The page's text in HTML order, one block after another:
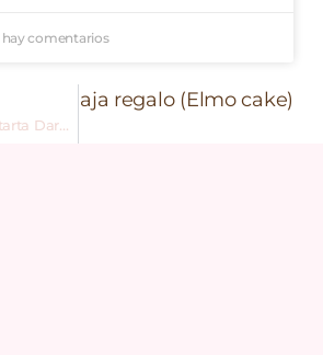
hay comentarios
Daruma Cake (tarta Daruma)
Elmo Caja regalo (Elmo cake)